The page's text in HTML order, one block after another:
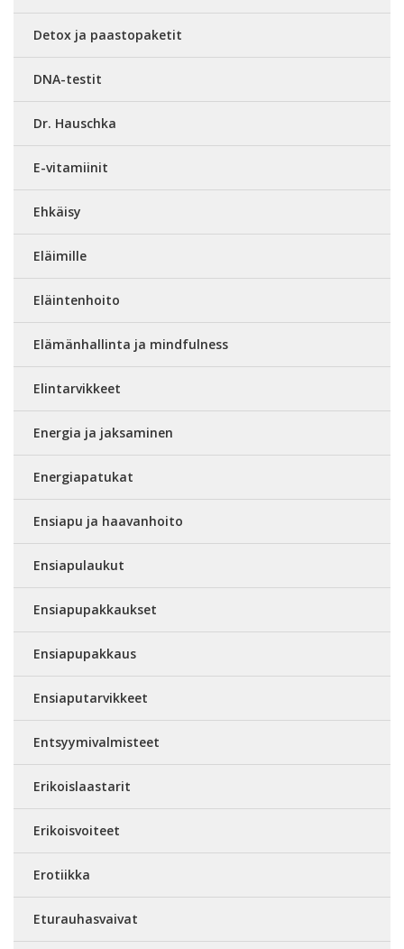
Detox ja paastopaketit
DNA-testit
Dr. Hauschka
E-vitamiinit
Ehkäisy
Eläimille
Eläintenhoito
Elämänhallinta ja mindfulness
Elintarvikkeet
Energia ja jaksaminen
Energiapatukat
Ensiapu ja haavanhoito
Ensiapulaukut
Ensiapupakkaukset
Ensiapupakkaus
Ensiaputarvikkeet
Entsyymivalmisteet
Erikoislaastarit
Erikoisvoiteet
Erotiikka
Eturauhasvaivat